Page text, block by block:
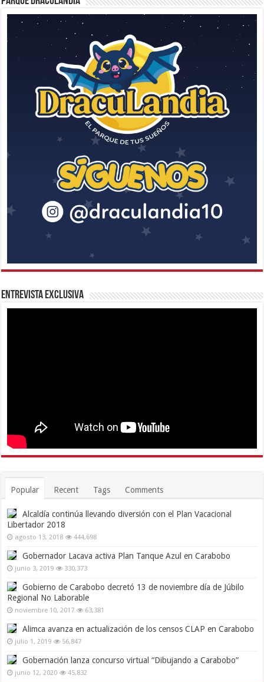
Entrevista Exclusiva
Popular Recent Tags Comments
Alcaldía continúa llevando diversión con el Plan Vacacional
Libertador 2018
agosto 13, 2018 444,698
Gobernador Lacava activa Plan Tanque Azul en Carabobo
junio 3, 2019 330,373
Gobierno de Carabobo decretó 13 de noviembre día de Júbilo
Regional No Laborable
noviembre 10, 2017 63,381
Alimca avanza en actualización de los censos CLAP en Carabobo
julio 1, 2019 56,847
Gobernación lanza concurso virtual “Dibujando a Carabobo”
junio 12, 2020 45,832